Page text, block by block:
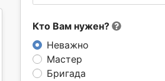
Кто Вам нужен?
Неважно
Мастер
Бригада